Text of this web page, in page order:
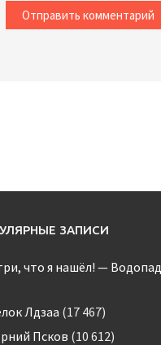
ЗАПИСИ
что я нашёл! —
Лдзаа (17 467)
Псков (10 612)